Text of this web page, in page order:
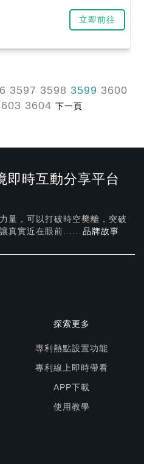
立即前往
3597 3598 3599 3600
3604 下一頁
即時互動分享平台
量，可以打破時空樊離，突破
讓真實近在眼前..... 品牌故事
探索更多
專利熱點設置功能
專利線上即時帶看
APP下載
使用教學